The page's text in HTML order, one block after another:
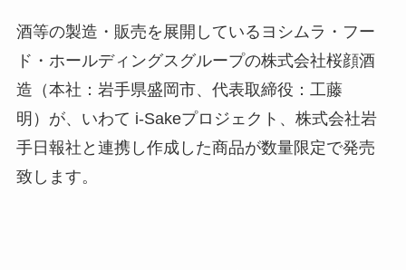
酒等の製造・販売を展開しているヨシムラ・フー
ド・ホールディングスグループの株式会社桜顔酒
造（本社：岩手県盛岡市、代表取締役：工藤
明）が、いわて i-Sakeプロジェクト、株式会社岩
手日報社と連携し作成した商品が数量限定で発売
致します。